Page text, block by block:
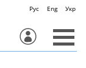
Рус Eng Укр